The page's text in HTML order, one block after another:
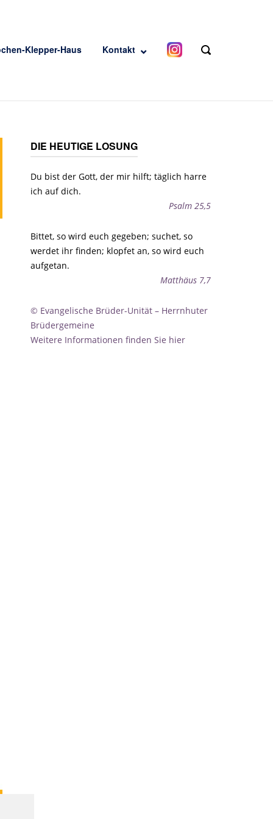
Klepper-Haus Kontakt
OPEN
DIE HEUTIGE LOSUNG
Du bist der Gott, der mir hilft; täglich harre
ich auf dich.
Psalm 25,5
Bittet, so wird euch gegeben; suchet, so
werdet ihr finden; klopfet an, so wird euch
aufgetan.
Matthäus 7,7
© Evangelische Brüder-Unität – Herrnhuter
Brüdergemeine
Weitere Informationen finden Sie hier